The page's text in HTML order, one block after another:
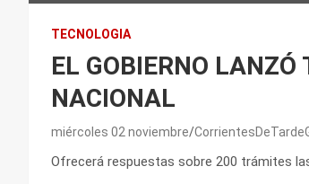
TECNOLOGIA
EL GOBIERNO
NACIONAL
miércoles 02 noviembre
Ofrecerá respuestas sobre 200 trámites